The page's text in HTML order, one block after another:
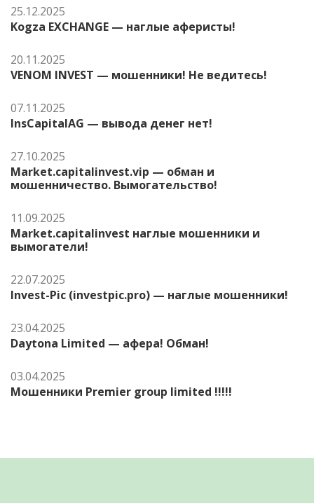
25.12.2025
Kogza EXCHANGE — наглые аферисты!
20.11.2025
VENOM INVEST — мошенники! Не ведитесь!
07.11.2025
InsCapitalAG — вывода денег нет!
27.10.2025
Market.capitalinvest.vip — обман и
мошенничество. Вымогательство!
11.09.2025
Market.capitalinvest наглые мошенники и
вымогатели!
22.07.2025
Invest-Pic (investpic.pro) — наглые мошенники!
23.04.2025
Daytona Limited — афера! Обман!
03.04.2025
Мошенники Premier group limited !!!!!